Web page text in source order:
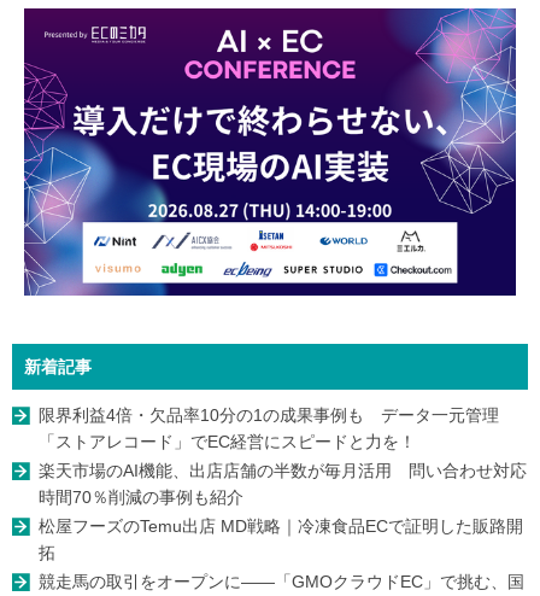
新着記事
限界利益4倍・欠品率10分の1の成果事例も データ一元管理
「ストアレコード」でEC経営にスピードと力を！
楽天市場のAI機能、出店店舗の半数が毎月活用 問い合わせ対応
時間70％削減の事例も紹介
松屋フーズのTemu出店 MD戦略｜冷凍食品ECで証明した販路開
拓
競走馬の取引をオープンに――「GMOクラウドEC」で挑む、国